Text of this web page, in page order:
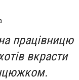
працівницю
вкрасти